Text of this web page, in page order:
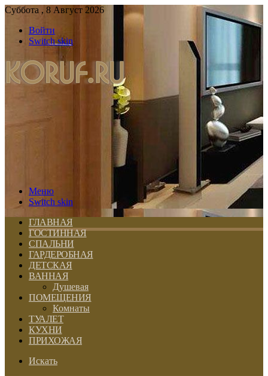
Суббота , 8 Август 2026
Войти
Switch skin
Меню
Switch skin
ГЛАВНАЯ
ГОСТИННАЯ
СПАЛЬНИ
ГАРДЕРОБНАЯ
ДЕТСКАЯ
ВАННАЯ
Душевая
ПОМЕЩЕНИЯ
Комнаты
ТУАЛЕТ
КУХНИ
ПРИХОЖАЯ
Искать